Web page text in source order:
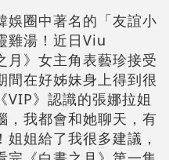
娛圈中著名的「友誼小
雞湯！近日Viu
》女主角表藝珍接受
間在好姊妹身上得到很
VIP》認識的張娜拉姐
，我都會和她聊天，有
姐給了我很多建議，